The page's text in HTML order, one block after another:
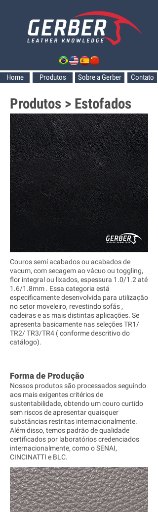
Produtos > Estofados
Couros semi acabados ou acabados de
vacum, com secagem ao vácuo ou toggling,
flor integral ou lixados, espessura 1.0/1.2 até
1.6/1.8mm . Essa categoria está
especificamente desenvolvida para utilização
no setor moveleiro, revestindo sofás ,
cadeiras e as mais distintas aplicações. Se
apresenta basicamente nas seleções TR1/
TR2/ TR3/TR4 ( conforme descritivo do
catálogo).
Home Produtos Sobre a Gerber Contato
Forma de Produção
Nossos produtos são processados seguindo
aos mais exigentes critérios de
sustentabilidade, obtendo um couro curtido
sem riscos de apresentar quaisquer
substâncias restritas internacionalmente.
Além disso, temos padrão de qualidade
certificados por laboratórios credenciados
internacionalmente, como o SENAI,
CINCINATTI e BLC.